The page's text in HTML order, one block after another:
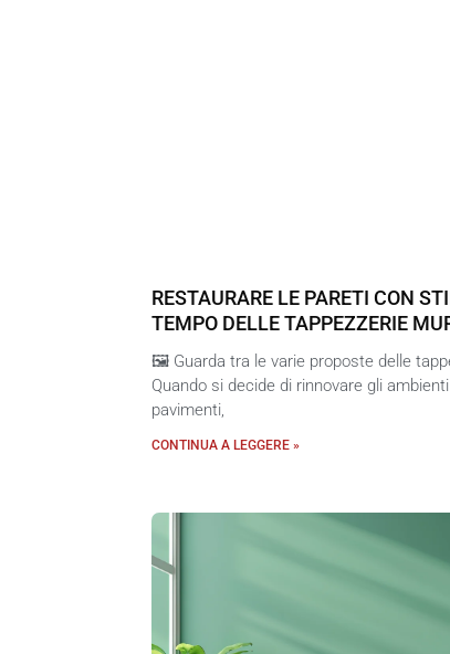
RESTAURARE LE PARETI CON
TEMPO DELLE TAPPEZZERIE
🖼️ Guarda tra le varie proposte delle
Quando si decide di rinnovare gli
pavimenti,
CONTINUA A LEGGERE »